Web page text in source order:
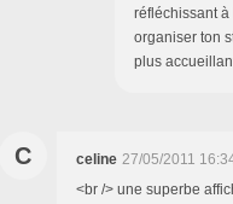
réfléchissant à
organiser ton
plus
C celine 27/05/2011
<br /> une superbe